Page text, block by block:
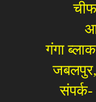
गंगा